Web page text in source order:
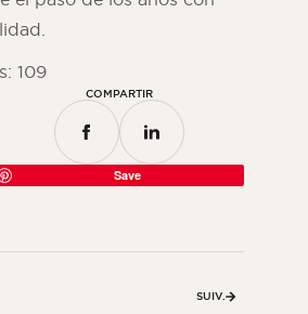
109
COMPARTIR
Save
SUIV.